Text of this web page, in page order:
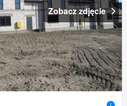
Zobacz zdjęcie